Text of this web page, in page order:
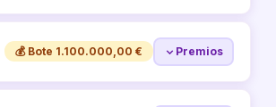
💰 Bote 1.100.000,00 € Premios